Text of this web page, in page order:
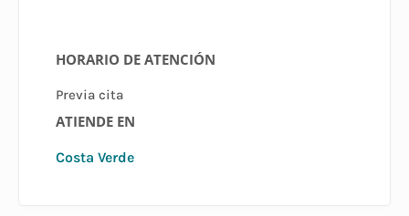
HORARIO DE ATENCIÓN
Previa cita
ATIENDE EN
Costa Verde